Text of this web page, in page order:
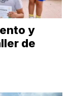
y
de